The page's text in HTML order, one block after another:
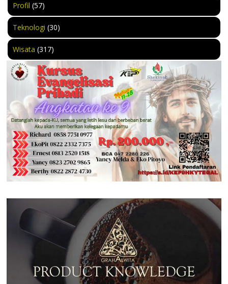
Profil (57)
Teknologi (30)
Wisata (317)